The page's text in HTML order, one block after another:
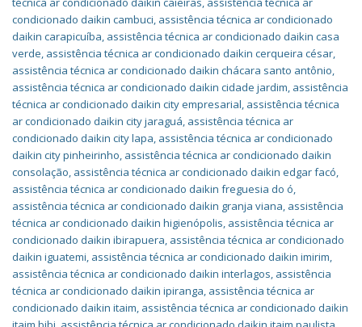
condicionado daikin cambuci, assistência técnica ar condicionado
daikin carapicuíba, assistência técnica ar condicionado daikin casa
verde, assistência técnica ar condicionado daikin cerqueira césar,
assistência técnica ar condicionado daikin chácara santo antônio,
assistência técnica ar condicionado daikin cidade jardim, assistência
técnica ar condicionado daikin city empresarial, assistência técnica
ar condicionado daikin city jaraguá, assistência técnica ar
condicionado daikin city lapa, assistência técnica ar condicionado
daikin city pinheirinho, assistência técnica ar condicionado daikin
consolação, assistência técnica ar condicionado daikin edgar facó,
assistência técnica ar condicionado daikin freguesia do ó,
assistência técnica ar condicionado daikin granja viana, assistência
técnica ar condicionado daikin higienópolis, assistência técnica ar
condicionado daikin ibirapuera, assistência técnica ar condicionado
daikin iguatemi, assistência técnica ar condicionado daikin imirim,
assistência técnica ar condicionado daikin interlagos, assistência
técnica ar condicionado daikin ipiranga, assistência técnica ar
condicionado daikin itaim, assistência técnica ar condicionado daikin